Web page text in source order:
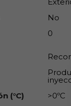
No
0
(°C)
>0ºC